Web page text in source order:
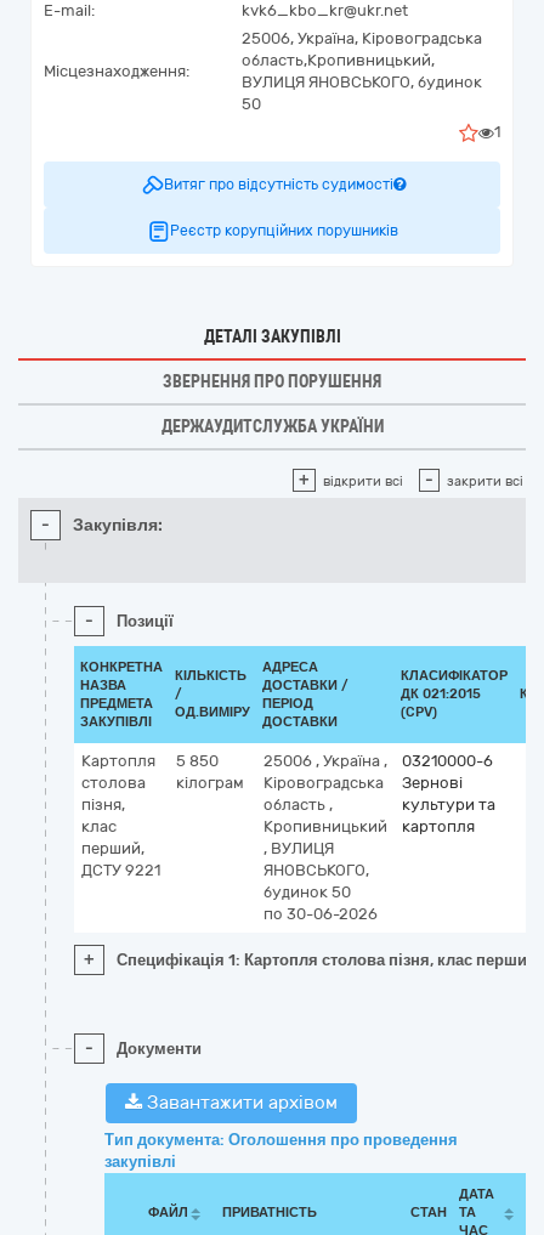
E-mail:
kvk6_kbo_kr@ukr.net
Місцезнаходження:
25006, Україна, Кіровоградська
область,Кропивницький,
ВУЛИЦЯ ЯНОВСЬКОГО, будинок
50
1
Витяг про відсутність судимості
Реєстр корупційних порушників
ДЕТАЛІ ЗАКУПІВЛІ
ЗВЕРНЕННЯ ПРО ПОРУШЕННЯ
ДЕРЖАУДИТСЛУЖБА УКРАЇНИ
+ відкрити всі - закрити всі
- Закупівля:
- Позиції
КОНКРЕТНА
НАЗВА
ПРЕДМЕТА
ЗАКУПІВЛІ
КІЛЬКІСТЬ
/
ОД.ВИМІРУ
АДРЕСА
ДОСТАВКИ /
ПЕРІОД
ДОСТАВКИ
КЛАСИФІКАТОР
ДК 021:2015
(CPV)
Картопля
столова
пізня,
клас
перший,
ДСТУ 9221
5 850
кілограм
25006 , Україна ,
Кіровоградська
область ,
Кропивницький
, ВУЛИЦЯ
ЯНОВСЬКОГО,
будинок 50
по 30-06-2026
03210000-6
Зернові
культури та
картопля
+ Специфікація 1: Картопля столова пізня, клас
- Документи
Завантажити архівом
Тип документа: Оголошення про проведення
закупівлі
ФАЙЛ ПРИВАТНІСТЬ СТАН
ДАТА
ТА
ЧАС